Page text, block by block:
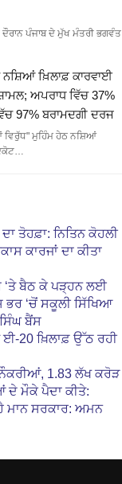
ਪੰਜਾਬ ਦੇ ਮੁੱਖ ਮੰਤਰੀ ਭਗਵੰਤ
ਖ਼ਿਲਾਫ਼ ਕਾਰਵਾਈ
ਅਪਰਾਧ ਵਿੱਚ 37%
97% ਬਰਾਮਦਗੀ ਦਰਜ
ਵਿਰੁੱਧ" ਮੁਹਿੰਮ ਹੇਠ ਨਸ਼ਿਆਂ
ਤੋਹਫ਼ਾ: ਨਿਤਿਨ ਕੋਹਲੀ
ਕਾਰਜਾਂ ਦਾ ਕੀਤਾ
‘ਤੇ ਬੈਠ ਕੇ ਪੜ੍ਹਨ ਲਈ
‘ਚੋਂ ਸਕੂਲੀ ਸਿੱਖਿਆ
ਬੈਂਸ
20 ਖ਼ਿਲਾਫ਼ ਉੱਠ ਰਹੀ
ਨੌਕਰੀਆਂ, 1.83 ਲੱਖ ਕਰੋੜ
ਦੇ ਮੌਕੇ ਪੈਦਾ ਕੀਤੇ:
ਮਾਨ ਸਰਕਾਰ: ਅਮਨ